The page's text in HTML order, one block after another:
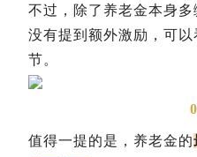
不过，除了养老金本身
没有提到额外激励，可
节。
值得一提的是，养老金的